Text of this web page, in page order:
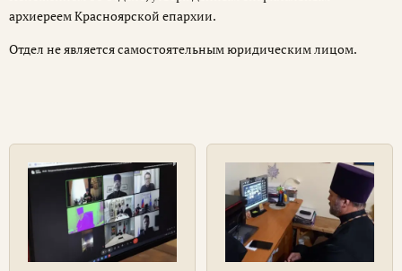
архиереем Красноярской епархии.
Отдел не является самостоятельным юридическим лицом.